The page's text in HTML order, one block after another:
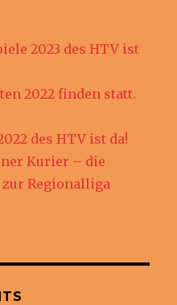
2023 des HTV ist
2022 finden statt.
des HTV ist da!
Kurier – die
Regionalliga